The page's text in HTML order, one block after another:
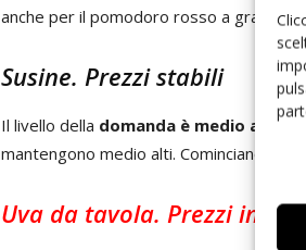
anche per il pomodoro rosso a
Susine. Prezzi stabili
Il livello della domanda è medio alto
mantengono medio alti. Cominciano a
Uva da tavola. Prezzi in